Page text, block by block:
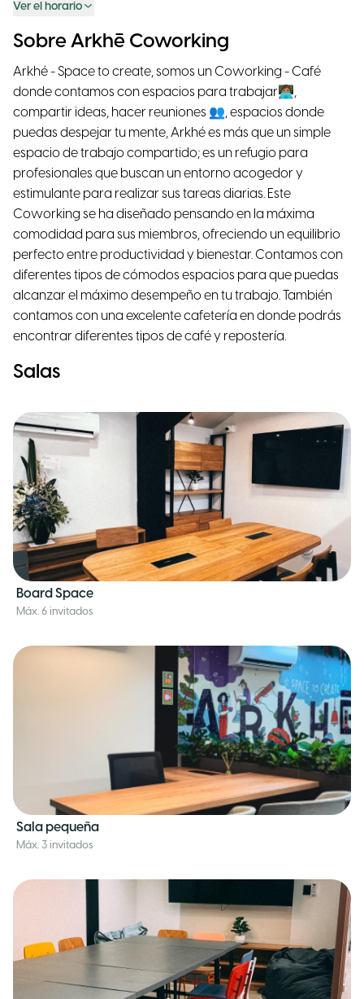
Ver el horario
Sobre Arkhē Coworking
Arkhé - Space to create, somos un Coworking - Café
donde contamos con espacios para trabajar👩🏽‍💻,
compartir ideas, hacer reuniones 👥, espacios donde
puedas despejar tu mente, Arkhé es más que un simple
espacio de trabajo compartido; es un refugio para
profesionales que buscan un entorno acogedor y
estimulante para realizar sus tareas diarias. Este
Coworking se ha diseñado pensando en la máxima
comodidad para sus miembros, ofreciendo un equilibrio
perfecto entre productividad y bienestar. Contamos con
diferentes tipos de cómodos espacios para que puedas
alcanzar el máximo desempeño en tu trabajo. También
contamos con una excelente cafetería en donde podrás
encontrar diferentes tipos de café y repostería.
Salas
Board Space
Máx. 6 invitados
Sala pequeña
Máx. 3 invitados